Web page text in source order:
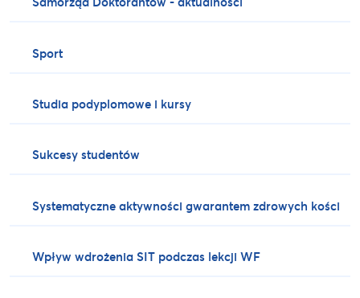
Sport
Studia podyplomowe i kursy
Sukcesy studentów
Systematyczne aktywności gwarantem zdrowych kości
Wpływ wdrożenia SIT podczas lekcji WF